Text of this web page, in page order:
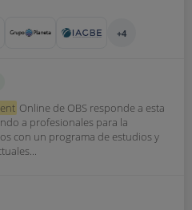
+4
Online de OBS responde a esta
a profesionales para la
con un programa de estudios y